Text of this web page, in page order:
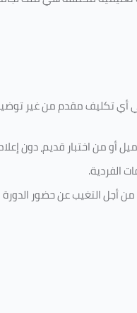
في أي تكليف مقدم من غير
أو من اختبار قديم، دون
الفردية.
أجل التغيب عن حضور الدورة